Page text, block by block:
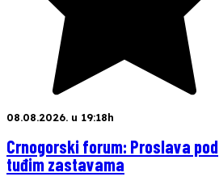
08.08.2026. u 19:18h
Crnogorski forum: Proslava pod
tuđim zastavama